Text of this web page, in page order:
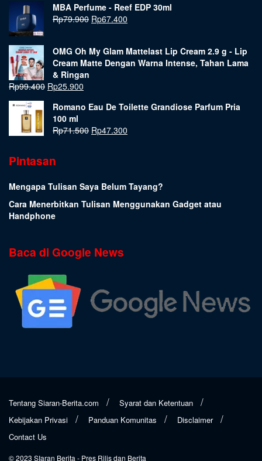
MBA Perfume - Reef EDP 30ml
Rp79.900 Rp67.400
OMG Oh My Glam Mattelast Lip Cream 2.9 g - Lip
Cream Matte Dengan Warna Intense, Tahan Lama
& Ringan
Rp99.400 Rp25.900
Romano Eau De Toilette Grandiose Parfum Pria
100 ml
Rp71.500 Rp47.300
Pintasan
Mengapa Tulisan Saya Belum Tayang?
Cara Menerbitkan Tulisan Menggunakan Gadget atau
Handphone
Baca di Google News
Tentang Siaran-Berita.com
Syarat dan Ketentuan
Kebijakan Privasi
Panduan Komunitas
Disclaimer
Contact Us
© 2023 SIaran Berita - Pres Rilis dan Berita